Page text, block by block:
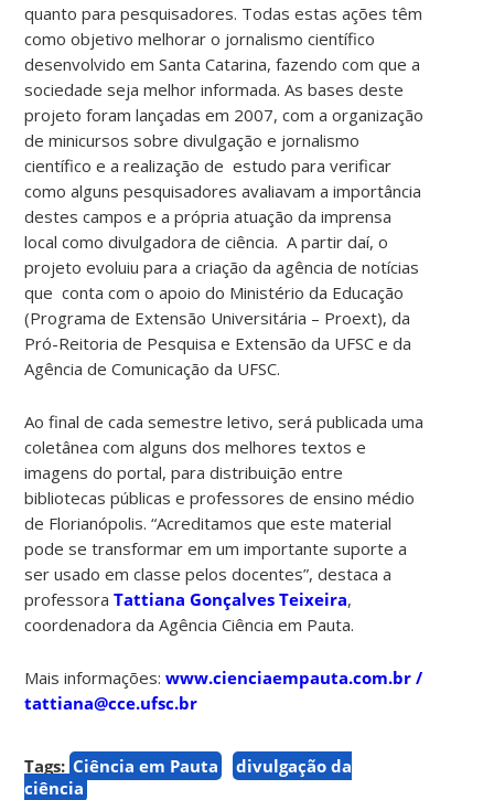
quanto para pesquisadores. Todas estas ações têm
como objetivo melhorar o jornalismo científico
desenvolvido em Santa Catarina, fazendo com que a
sociedade seja melhor informada. As bases deste
projeto foram lançadas em 2007, com a organização
de minicursos sobre divulgação e jornalismo
científico e a realização de estudo para verificar
como alguns pesquisadores avaliavam a importância
destes campos e a própria atuação da imprensa
local como divulgadora de ciência. A partir daí, o
projeto evoluiu para a criação da agência de notícias
que conta com o apoio do Ministério da Educação
(Programa de Extensão Universitária – Proext), da
Pró-Reitoria de Pesquisa e Extensão da UFSC e da
Agência de Comunicação da UFSC.
Ao final de cada semestre letivo, será publicada uma
coletânea com alguns dos melhores textos e
imagens do portal, para distribuição entre
bibliotecas públicas e professores de ensino médio
de Florianópolis. “Acreditamos que este material
pode se transformar em um importante suporte a
ser usado em classe pelos docentes”, destaca a
professoraTattiana Gonçalves Teixeira,
coordenadora da Agência Ciência em Pauta.
Mais informações:www.cienciaempauta.com.br /
tattiana@cce.ufsc.br
Tags: Ciência em Pauta
divulgação da
ciência